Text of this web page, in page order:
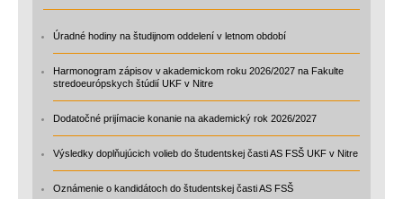
Úradné hodiny na študijnom oddelení v letnom období
Harmonogram zápisov v akademickom roku 2026/2027 na Fakulte
stredoeurópskych štúdií UKF v Nitre
Dodatočné prijímacie konanie na akademický rok 2026/2027
Výsledky doplňujúcich volieb do študentskej časti AS FSŠ UKF v Nitre
Oznámenie o kandidátoch do študentskej časti AS FSŠ